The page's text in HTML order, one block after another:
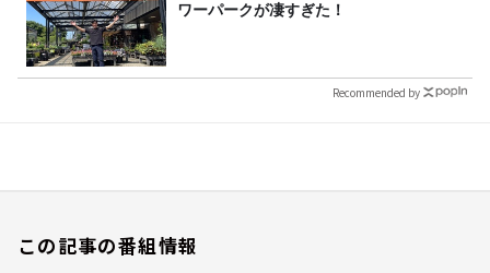
ワーパークが凄すぎた！
Recommended by
この記事の番組情報